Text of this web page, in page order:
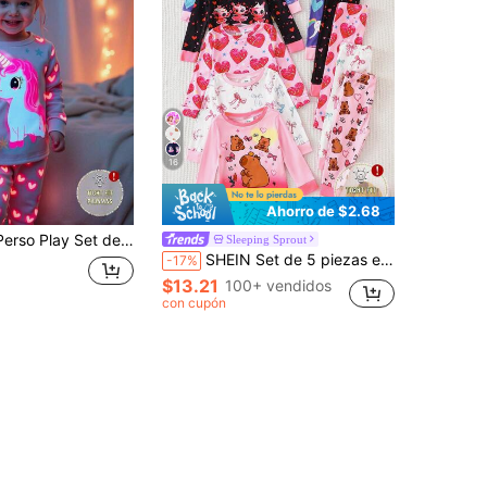
con body y leggings con estampado de unicornio lindo para bebés niñas
16
Ahorro de $2.68
Sleeping Sprout
-17% SHEIN Set de 5 piezas entrega aleatoria, Set de 2 piezas Traje de pantalón de manga larga para bebé niña, rosa, morado, negro, blanco, estampado de dibujos animados, panda, unicornio, arcoíris, minimalista casual cómodo y suave para todas las estaciones
$13.21 100+ vendidos
con cupón